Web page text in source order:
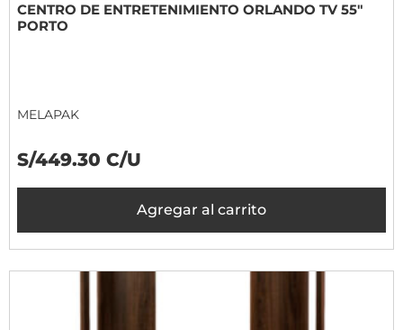
CENTRO DE ENTRETENIMIENTO ORLANDO TV 55"
PORTO
MELAPAK
S/449.30 C/U
Agregar al carrito